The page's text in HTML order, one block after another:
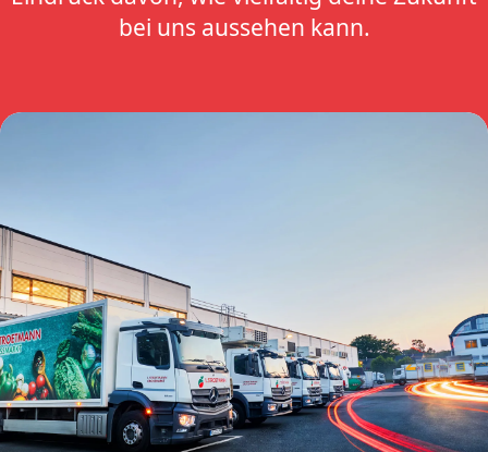
bei uns aussehen kann.